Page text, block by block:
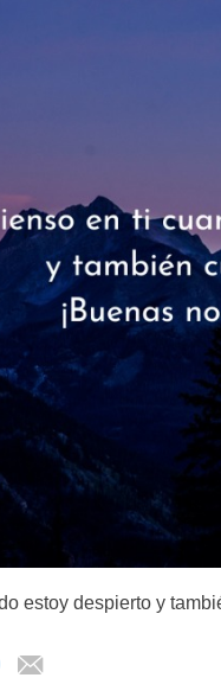
estoy despierto y